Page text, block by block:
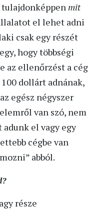
mit
el lehet adni
csak egy részét
hogy többségi
az ellenőrzést a cég
dollárt adnának,
egész négyszer
van szó, nem
adunk el vagy egy
cégbe van
abból.
része